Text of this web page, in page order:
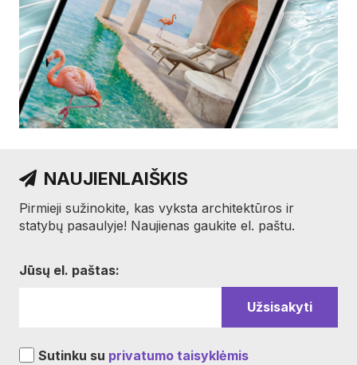
NAUJIENLAIŠKIS
Pirmieji sužinokite, kas vyksta architektūros ir
statybų pasaulyje! Naujienas gaukite el. paštu.
Jūsų el. paštas:
Sutinku su privatumo taisyklėmis